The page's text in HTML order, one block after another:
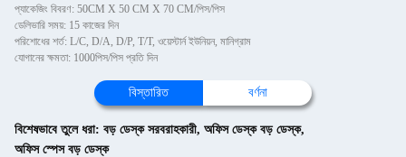
প্যাকেজিং বিবরণ: 50CM X 50 CM X 70 CM/পিস/পিস
ডেলিভারি সময়: 15 কাজের দিন
পরিশোধের শর্ত: L/C, D/A, D/P, T/T, ওয়েস্টার্ন ইউনিয়ন, মানিগ্রাম
যোগানের ক্ষমতা: 1000পিস/পিস প্রতি দিন
বিস্তারিত বর্ণনা
বিশেষভাবে তুলে ধরা: বড় ডেস্ক সরবরাহকারী, অফিস ডেস্ক বড় ডেস্ক,
অফিস স্পেস বড় ডেস্ক